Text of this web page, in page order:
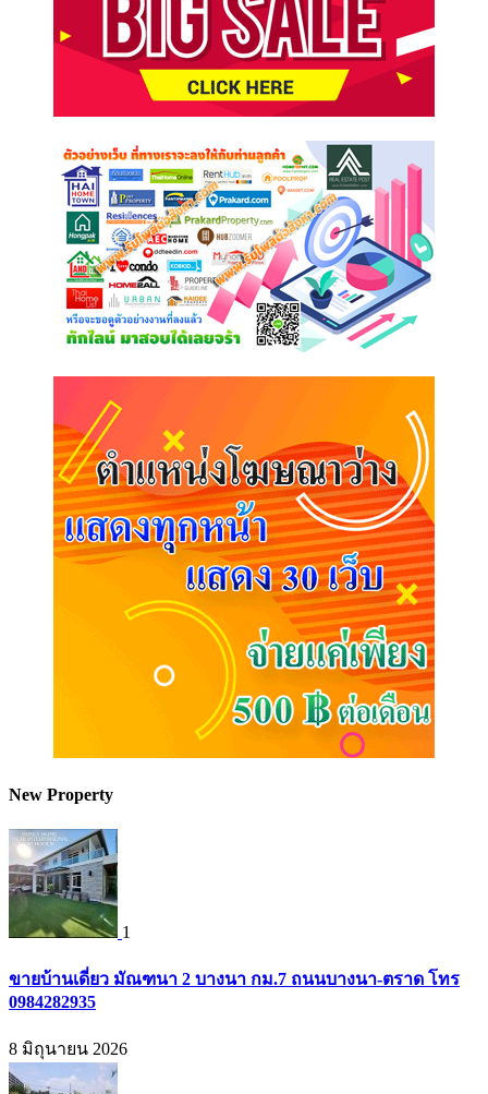
New Property
1
ขายบ้านเดี่ยว มัณฑนา 2 บางนา กม.7 ถนนบางนา-ตราด โทร
0984282935
8 มิถุนายน 2026